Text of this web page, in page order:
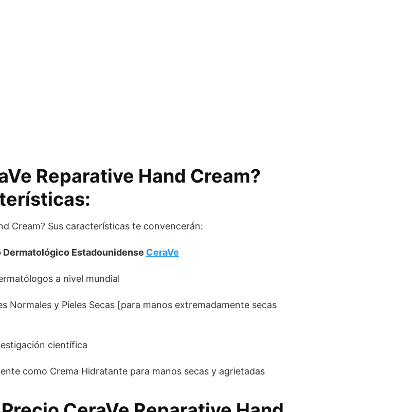
Reparative Hand Cream?
Cream? Sus características te convencerán:
Dermatológico Estadounidense CeraVe
a nivel mundial
Normales y Pieles Secas [para manos extremadamente secas
científica
como Crema Hidratante para manos secas y agrietadas